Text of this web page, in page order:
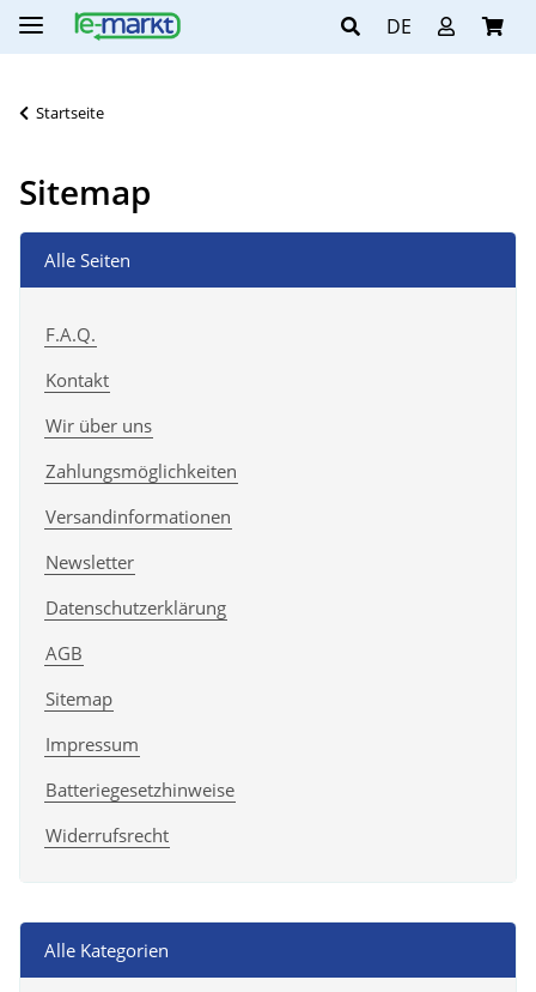
DE
Startseite
Sitemap
Alle Seiten
F.A.Q.
Kontakt
Wir über uns
Zahlungsmöglichkeiten
Versandinformationen
Newsletter
Datenschutzerklärung
AGB
Sitemap
Impressum
Batteriegesetzhinweise
Widerrufsrecht
Alle Kategorien